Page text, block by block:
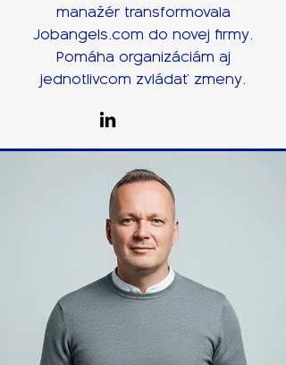
manažér transformovala
Jobangels.com do novej firmy.
Pomáha organizáciám aj
jednotlivcom zvládať zmeny.